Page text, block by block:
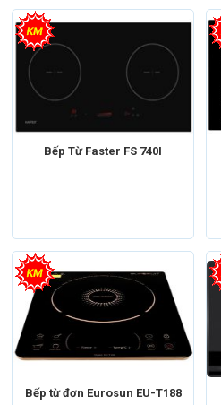
Bếp Từ Faster FS 740I
Bếp từ đơn Eurosun EU-T188